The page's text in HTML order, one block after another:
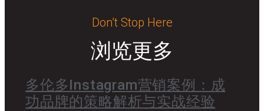
Don’t Stop Here
浏览更多
多伦多Instagram营销案例：成
功品牌的策略解析与实战经验